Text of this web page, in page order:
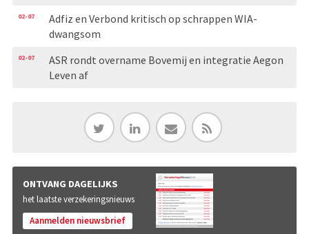
02-07
Adfiz en Verbond kritisch op schrappen WIA-
dwangsom
02-07
ASR rondt overname Bovemij en integratie Aegon
Leven af
ONTVANG DAGELIJKS
het laatste verzekeringsnieuws
Aanmelden nieuwsbrief